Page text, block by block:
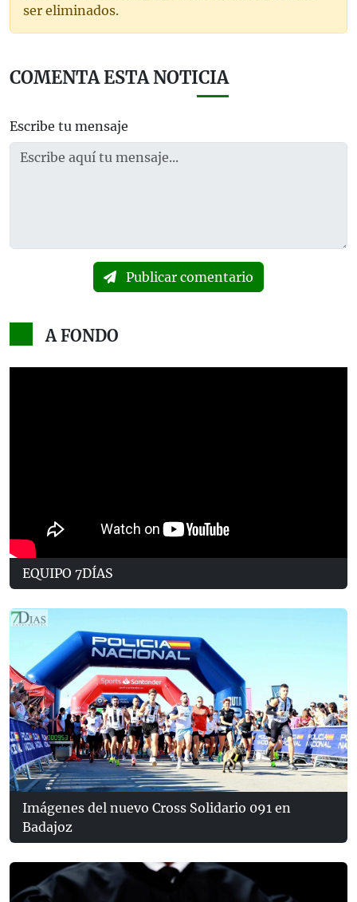
ser eliminados.
COMENTA ESTA NOTICIA
Escribe tu mensaje
Publicar comentario
A FONDO
EQUIPO 7DÍAS
Imágenes del nuevo Cross Solidario 091 en
Badajoz